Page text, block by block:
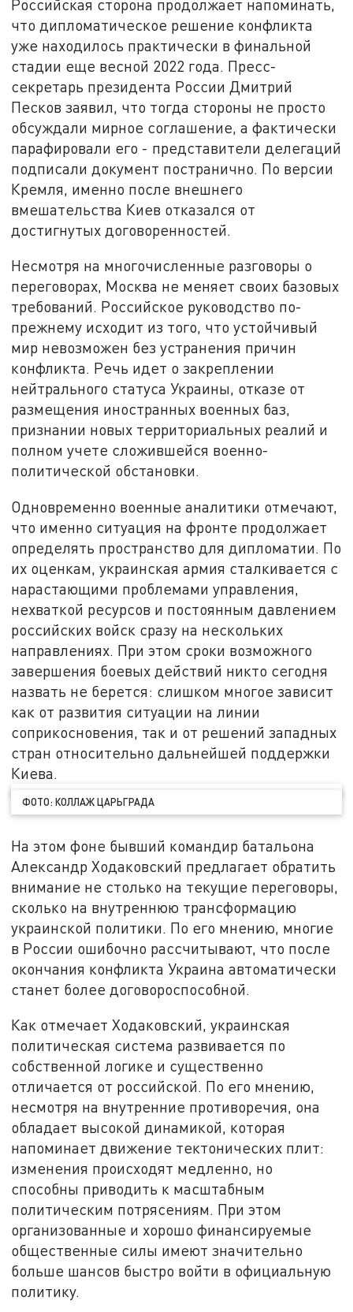
Российская сторона продолжает напоминать,
что дипломатическое решение конфликта
уже находилось практически в финальной
стадии еще весной 2022 года. Пресс-
секретарь президента России Дмитрий
Песков заявил, что тогда стороны не просто
обсуждали мирное соглашение, а фактически
парафировали его - представители делегаций
подписали документ постранично. По версии
Кремля, именно после внешнего
вмешательства Киев отказался от
достигнутых договоренностей.
Несмотря на многочисленные разговоры о
переговорах, Москва не меняет своих базовых
требований. Российское руководство по-
прежнему исходит из того, что устойчивый
мир невозможен без устранения причин
конфликта. Речь идет о закреплении
нейтрального статуса Украины, отказе от
размещения иностранных военных баз,
признании новых территориальных реалий и
полном учете сложившейся военно-
политической обстановки.
Одновременно военные аналитики отмечают,
что именно ситуация на фронте продолжает
определять пространство для дипломатии. По
их оценкам, украинская армия сталкивается с
нарастающими проблемами управления,
нехваткой ресурсов и постоянным давлением
российских войск сразу на нескольких
направлениях. При этом сроки возможного
завершения боевых действий никто сегодня
назвать не берется: слишком многое зависит
как от развития ситуации на линии
соприкосновения, так и от решений западных
стран относительно дальнейшей поддержки
Киева.
ФОТО: КОЛЛАЖ ЦАРЬГРАДА
На этом фоне бывший командир батальона
Александр Ходаковский предлагает обратить
внимание не столько на текущие переговоры,
сколько на внутреннюю трансформацию
украинской политики. По его мнению, многие
в России ошибочно рассчитывают, что после
окончания конфликта Украина автоматически
станет более договороспособной.
Как отмечает Ходаковский, украинская
политическая система развивается по
собственной логике и существенно
отличается от российской. По его мнению,
несмотря на внутренние противоречия, она
обладает высокой динамикой, которая
напоминает движение тектонических плит:
изменения происходят медленно, но
способны приводить к масштабным
политическим потрясениям. При этом
организованные и хорошо финансируемые
общественные силы имеют значительно
больше шансов быстро войти в официальную
политику.